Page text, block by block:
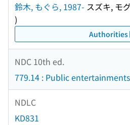
鈴木, もぐら, 1987- スズキ, モ
)
Authorities
NDC 10th ed.
779.14 : Public entertainments
NDLC
KD831